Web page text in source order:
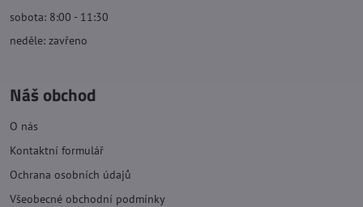
sobota: 8:00 - 11:30
neděle: zavřeno
Náš obchod
O nás
Kontaktní formulář
Ochrana osobních údajů
Všeobecné obchodní podmínky